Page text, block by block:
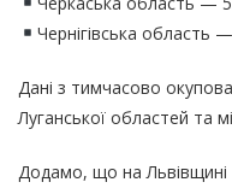
Чернігівська область
Дані з тимчасово
Луганської областей та
Додамо, що на Львівщині